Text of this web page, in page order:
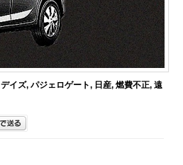
デイズ, パジェロゲート, 日産, 燃費不正, 遠